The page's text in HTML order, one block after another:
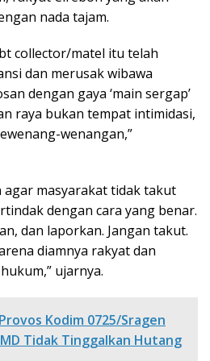
nada tajam.
collector/matel itu telah
dan merusak wibawa
dengan gaya ‘main sergap’
raya bukan tempat intimidasi,
wenangan,”
masyarakat tidak takut
dengan cara yang benar.
dan laporkan. Jangan takut.
diamnya rakyat dan
ujarnya.
Kodim 0725/Sragen
Tidak Tinggalkan Hutang